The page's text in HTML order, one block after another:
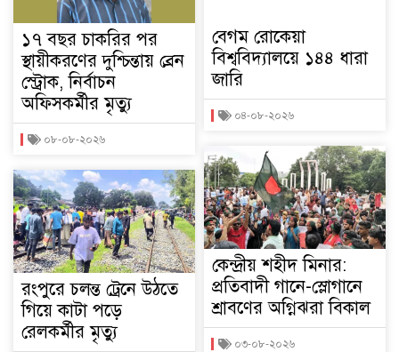
১৭ বছর চাকরির পর
স্থায়ীকরণের দুশ্চিন্তায় ব্রেন
স্ট্রোক, নির্বাচন
অফিসকর্মীর মৃত্যু
০৮-০৮-২০২৬
রংপুরে চলন্ত ট্রেনে উঠতে
গিয়ে কাটা পড়ে
রেলকর্মীর মৃত্যু
বেগম রোকেয়া
বিশ্ববিদ্যালয়ে ১৪৪ ধারা
জারি
০৪-০৮-২০২৬
কেন্দ্রীয় শহীদ মিনার:
প্রতিবাদী গানে-স্লোগানে
শ্রাবণের অগ্নিঝরা বিকাল
০৩-০৮-২০২৬